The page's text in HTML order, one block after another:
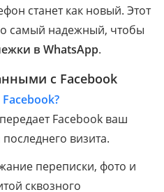
станет как новый. Этот
самый надежный, чтобы
в WhatsApp.
с Facebook
Facebook ваш
визита.
переписки, фото и
сквозного